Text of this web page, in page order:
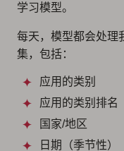
学习模型。
每天，模型都会处理
集，包括：
应用的类别
应用的类别排名
国家/地区
日期（季节性）